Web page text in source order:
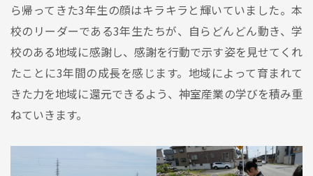
ら帰ってきた3年生の顔はキラキラと輝いていました。本
校のリーダーである3年生たちが、自らどんどん動き、学
校のある地域に感謝し、感謝を行動で示す姿を見せてくれ
たことに3年間の成長を感じます。地域によって育まれて
きた力を地域に還元できるよう、神室産業の学びを積み重
ねていきます。